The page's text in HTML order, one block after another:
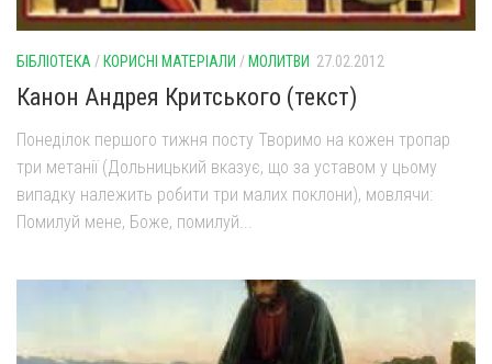
БІБЛІОТЕКА / КОРИСНІ МАТЕРІАЛИ / МОЛИТВИ 27.02.2012
Канон Андрея Критського (текст)
Понеділок першого тижня посту Творимо на кожен тропар
три метанії (Дольницький вказує, що за уставом у цьому
випадку належить робити три малих поклони), мовлячи:
Помилуй мене, Боже, помилуй...